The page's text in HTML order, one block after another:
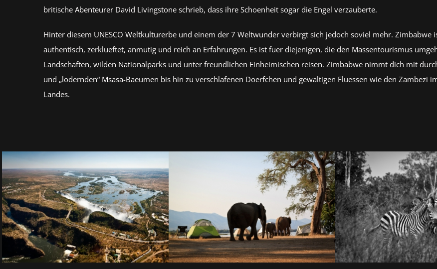
britische Abenteurer David Livingstone schrieb, dass ihre Schoenheit sogar die Engel verzauberte.
Hinter diesem UNESCO Weltkulturerbe und einem der 7 Weltwunder verbirgt sich jedoch soviel mehr. Zimbabwe
authentisch, zerklueftet, anmutig und reich an Erfahrungen. Es ist fuer diejenigen, die den Massentourismus
Landschaften, wilden Nationalparks und unter freundlichen Einheimischen reisen. Zimbabwe nimmt dich mit
und „lodernden“ Msasa-Baeumen bis hin zu verschlafenen Doerfchen und gewaltigen Fluessen wie den Zambezi
Landes.